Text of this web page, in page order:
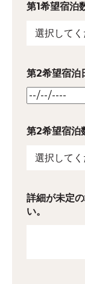
第1希望宿泊
第2希望宿泊
第2希望宿泊
詳細が未定
い。